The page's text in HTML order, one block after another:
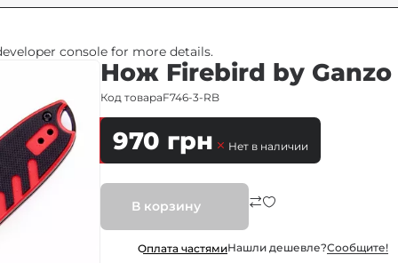
console for more details.
Нож Firebird by Ganzo
Код товараF746-3-RB
970 грн Нет в наличии
В корзину
Оплата частямиНашли дешевле?Сообщите!